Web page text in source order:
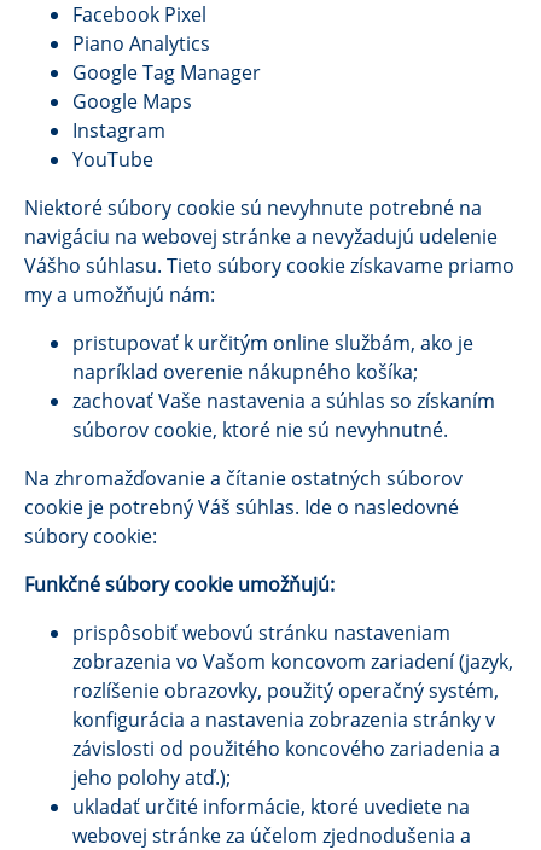
Facebook Pixel
Piano Analytics
Google Tag Manager
Google Maps
Instagram
YouTube
Niektoré súbory cookie sú nevyhnute potrebné na
navigáciu na webovej stránke a nevyžadujú udelenie
Vášho súhlasu. Tieto súbory cookie získavame priamo
my a umožňujú nám:
pristupovať k určitým online službám, ako je
napríklad overenie nákupného košíka;
zachovať Vaše nastavenia a súhlas so získaním
súborov cookie, ktoré nie sú nevyhnutné.
Na zhromažďovanie a čítanie ostatných súborov
cookie je potrebný Váš súhlas. Ide o nasledovné
súbory cookie:
Funkčné súbory cookie umožňujú:
prispôsobiť webovú stránku nastaveniam
zobrazenia vo Vašom koncovom zariadení (jazyk,
rozlíšenie obrazovky, použitý operačný systém,
konfigurácia a nastavenia zobrazenia stránky v
závislosti od použitého koncového zariadenia a
jeho polohy atď.);
ukladať určité informácie, ktoré uvediete na
webovej stránke za účelom zjednodušenia a